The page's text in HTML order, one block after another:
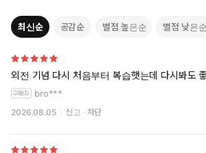
최신순 공감순 별점 높은순 별점 낮은순
외전 기념 다시 처음부터 복습햇는데 다시봐도
bro***
2026.08.05 신고 차단